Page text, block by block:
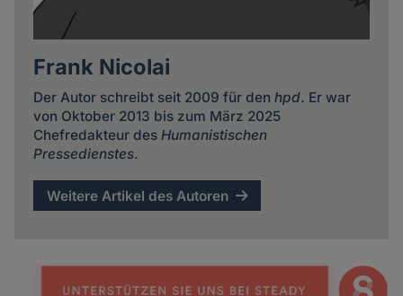
Frank Nicolai
Der Autor schreibt seit 2009 für den hpd. Er war
von Oktober 2013 bis zum März 2025
Chefredakteur des Humanistischen
Pressedienstes.
Weitere Artikel des Autoren